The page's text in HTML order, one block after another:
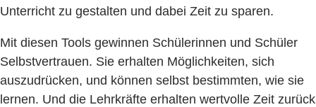
Unterricht zu gestalten und dabei Zeit zu sparen.
Mit diesen Tools gewinnen Schülerinnen und Schüler
Selbstvertrauen. Sie erhalten Möglichkeiten, sich
auszudrücken, und können selbst bestimmten, wie sie
lernen. Und die Lehrkräfte erhalten wertvolle Zeit zurück